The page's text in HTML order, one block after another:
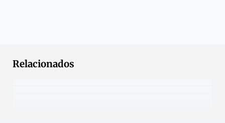
Relacionados